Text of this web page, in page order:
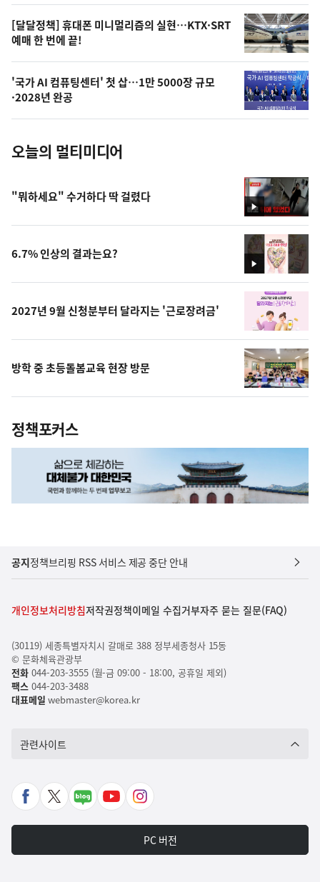
오
늘
의
사
진
[달달정책] 휴대폰 미니멀리즘의 실현…KTX·SRT
예매 한 번에 끝!
'국가 AI 컴퓨팅센터' 첫 삽…1만 5000장 규모
·2028년 완공
오늘의 멀티미디어
영
상
"뭐하세요" 수거하다 딱 걸렸다
영
상
6.7% 인상의 결과는요?
2027년 9월 신청분부터 달라지는 '근로장려금'
방학 중 초등돌봄교육 현장 방문
정책포커스
공지정책브리핑 RSS 서비스 제공 중단 안내
개인정보처리방침저작권정책이메일 수집거부자주 묻는 질문(FAQ)
(30119) 세종특별자치시 갈매로 388 정부세종청사 15동
© 문화체육관광부
전화044-203-3555 (월-금 09:00 - 18:00, 공휴일 제외)
팩스044-203-3488
대표메일 webmaster@korea.kr
관련사이트
페
북
X
가
네
포
유
바
인
타
그
PC 버전